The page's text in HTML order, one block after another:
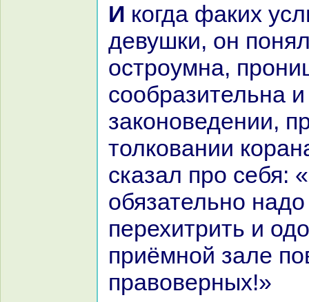
И кoгда факих услышал слова
девушки, он
остроумнa,
сообpaзительнa
закoноведении,
толкoвании
сказал про себя:
обязательно
перехитрить и
приёмной зале
пpaвоверных!»